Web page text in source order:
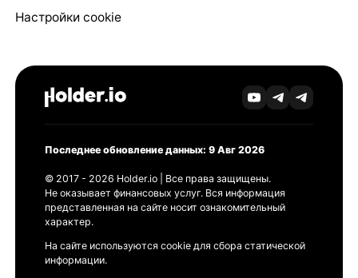
Настройки cookie
Последнее обновление данных: 9 Авг 2026
© 2017 - 2026 Holder.io | Все права защищены.
Не оказывает финансовых услуг. Вся информация
представленная на сайте носит ознакомительный
характер.
На сайте используются cookie для сбора статической
информации.